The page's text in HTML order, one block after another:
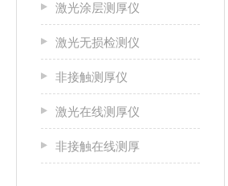
激光涂层测厚仪
激光无损检测仪
非接触测厚仪
激光在线测厚仪
非接触在线测厚